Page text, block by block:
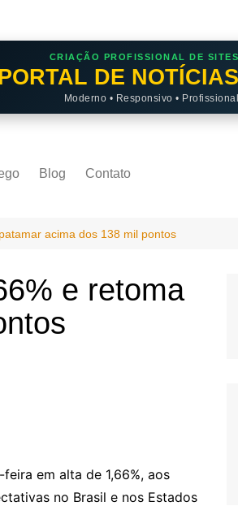
CRIAÇÃO PROFISSIONAL DE SITES
DE NOTÍCIAS
Moderno • Responsivo • Profissional
Blog Contato
acima dos 138 mil pontos
e retoma
em alta de 1,66%, aos
no Brasil e nos Estados